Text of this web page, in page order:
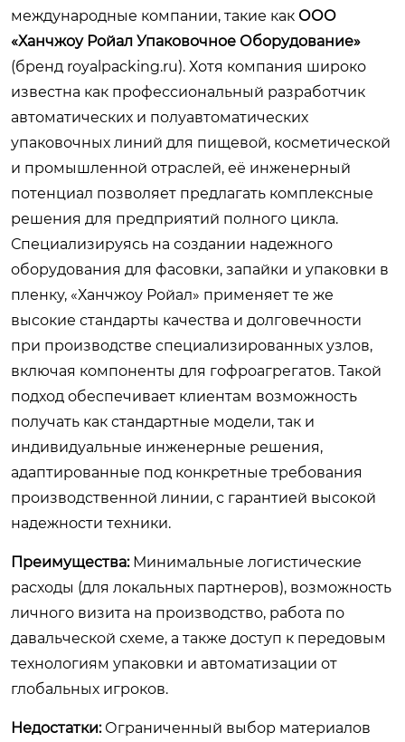
международные компании, такие как ООО
«Ханчжоу Ройал Упаковочное Оборудование»
(бренд royalpacking.ru). Хотя компания широко
известна как профессиональный разработчик
автоматических и полуавтоматических
упаковочных линий для пищевой, косметической
и промышленной отраслей, её инженерный
потенциал позволяет предлагать комплексные
решения для предприятий полного цикла.
Специализируясь на создании надежного
оборудования для фасовки, запайки и упаковки в
пленку, «Ханчжоу Ройал» применяет те же
высокие стандарты качества и долговечности
при производстве специализированных узлов,
включая компоненты для гофроагрегатов. Такой
подход обеспечивает клиентам возможность
получать как стандартные модели, так и
индивидуальные инженерные решения,
адаптированные под конкретные требования
производственной линии, с гарантией высокой
надежности техники.
Преимущества:Минимальные логистические
расходы (для локальных партнеров), возможность
личного визита на производство, работа по
давальческой схеме, а также доступ к передовым
технологиям упаковки и автоматизации от
глобальных игроков.
Недостатки:Ограниченный выбор материалов